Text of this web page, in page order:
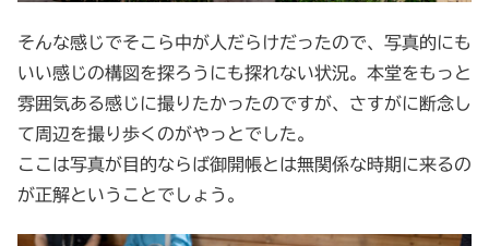
そんな感じでそこら中が人だらけだったので、写真的にも
いい感じの構図を探ろうにも探れない状況。本堂をもっと
雰囲気ある感じに撮りたかったのですが、さすがに断念し
て周辺を撮り歩くのがやっとでした。
ここは写真が目的ならば御開帳とは無関係な時期に来るの
が正解ということでしょう。